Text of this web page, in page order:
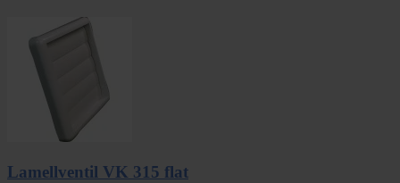
Lamellventil VK 315 flat